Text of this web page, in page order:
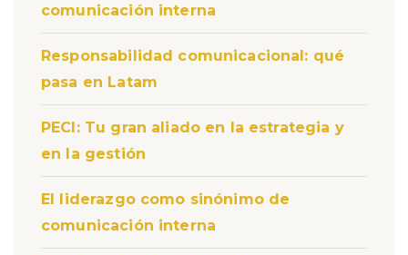
comunicación interna
Responsabilidad comunicacional: qué
pasa en Latam
PECI: Tu gran aliado en la estrategia y
en la gestión
El liderazgo como sinónimo de
comunicación interna